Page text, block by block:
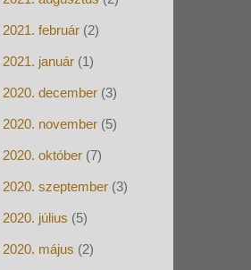
2021. február (2)
2021. január (1)
2020. december (3)
2020. november (5)
2020. október (7)
2020. szeptember (3)
2020. július (5)
2020. május (2)